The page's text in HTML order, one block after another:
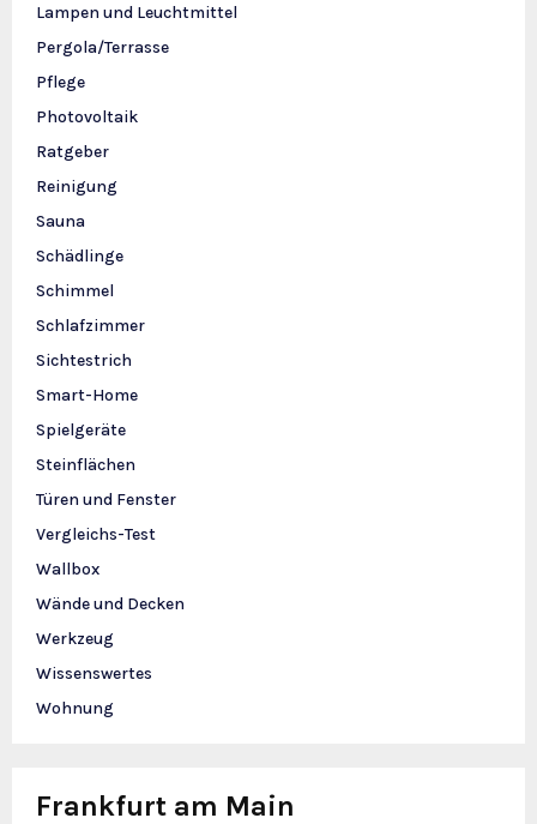
Lampen und Leuchtmittel
Pergola/Terrasse
Pflege
Photovoltaik
Ratgeber
Reinigung
Sauna
Schädlinge
Schimmel
Schlafzimmer
Sichtestrich
Smart-Home
Spielgeräte
Steinflächen
Türen und Fenster
Vergleichs-Test
Wallbox
Wände und Decken
Werkzeug
Wissenswertes
Wohnung
Frankfurt am Main